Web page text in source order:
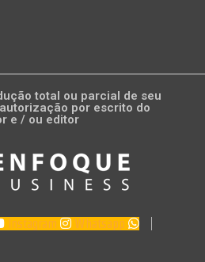
total ou parcial de seu
por escrito do
e / ou editor
Instagram Whatsapp